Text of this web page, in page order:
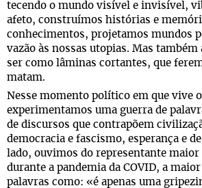
tecendo o mundo visível e invisível,
afeto, construímos histórias e
conhecimentos, projetamos mundos
vazão às nossas utopias. Mas também
ser como lâminas cortantes, que
matam.
Nesse momento político em que vive
experimentamos uma guerra de
de discursos que contrapõem
democracia e fascismo, esperança e
lado, ouvimos do representante maior
durante a pandemia da COVID, a
palavras como: «é apenas uma